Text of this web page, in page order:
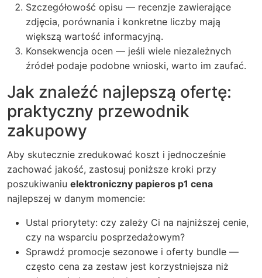
Szczegółowość opisu — recenzje zawierające
zdjęcia, porównania i konkretne liczby mają
większą wartość informacyjną.
Konsekwencja ocen — jeśli wiele niezależnych
źródeł podaje podobne wnioski, warto im zaufać.
Jak znaleźć najlepszą ofertę:
praktyczny przewodnik
zakupowy
Aby skutecznie zredukować koszt i jednocześnie
zachować jakość, zastosuj poniższe kroki przy
poszukiwaniu elektroniczny papieros p1 cena
najlepszej w danym momencie:
Ustal priorytety: czy zależy Ci na najniższej cenie,
czy na wsparciu posprzedażowym?
Sprawdź promocje sezonowe i oferty bundle —
często cena za zestaw jest korzystniejsza niż